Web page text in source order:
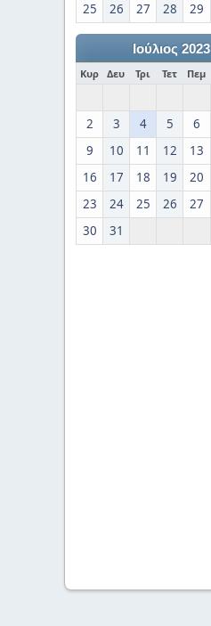
25
26 27 28 29
Ιούλιος 2023
Κυρ Δευ Τρι Τετ Πεμ
2
3 4 5 6
9
10 11 12 13
16
17 18 19 20
23
24 25 26 27
30
31